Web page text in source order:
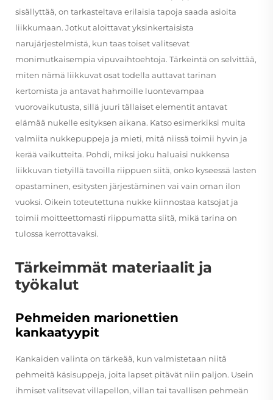
sisällyttää, on tarkasteltava erilaisia tapoja saada asioita
liikkumaan. Jotkut aloittavat yksinkertaisista
narujärjestelmistä, kun taas toiset valitsevat
monimutkaisempia vipuvaihtoehtoja. Tärkeintä on selvittää,
miten nämä liikkuvat osat todella auttavat tarinan
kertomista ja antavat hahmoille luontevampaa
vuorovaikutusta, sillä juuri tällaiset elementit antavat
elämää nukelle esityksen aikana. Katso esimerkiksi muita
valmiita nukkepuppeja ja mieti, mitä niissä toimii hyvin ja
kerää vaikutteita. Pohdi, miksi joku haluaisi nukkensa
liikkuvan tietyillä tavoilla riippuen siitä, onko kyseessä lasten
opastaminen, esitysten järjestäminen vai vain oman ilon
vuoksi. Oikein toteutettuna nukke kiinnostaa katsojat ja
toimii moitteettomasti riippumatta siitä, mikä tarina on
tulossa kerrottavaksi.
Tärkeimmät materiaalit ja
työkalut
Pehmeiden marionettien
kankaatyypit
Kankaiden valinta on tärkeää, kun valmistetaan niitä
pehmeitä käsisuppeja, joita lapset pitävät niin paljon. Usein
ihmiset valitsevat villapellon, villan tai tavallisen pehmeän